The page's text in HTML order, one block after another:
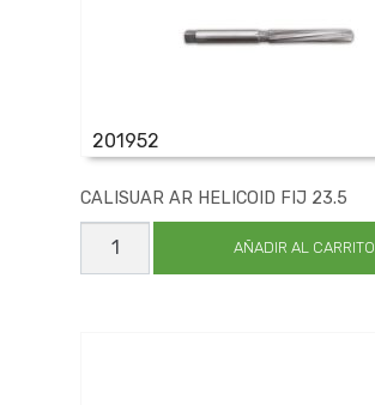
201952
CALISUAR AR HELICOID FIJ 23.5
CALISUAR
HELICOID
AÑADIR AL CARRITO